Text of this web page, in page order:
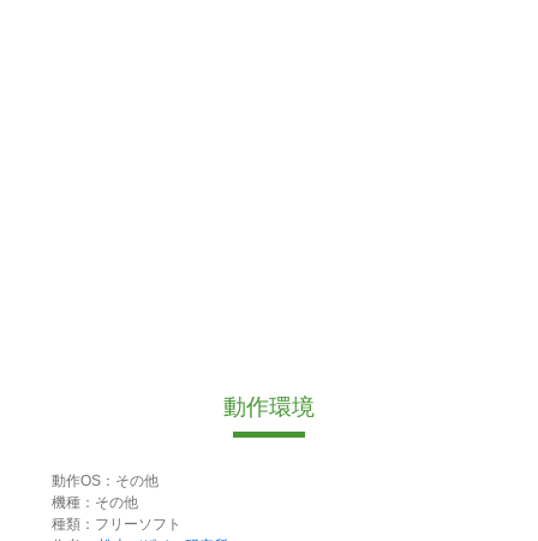
動作環境
動作OS：その他
機種：その他
種類：フリーソフト